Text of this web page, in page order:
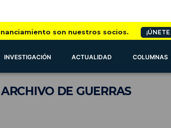
son nuestros socios.
INVESTIGACIÓN ACTUALIDAD COLUMNAS
ARCHIVODE GUERRAS